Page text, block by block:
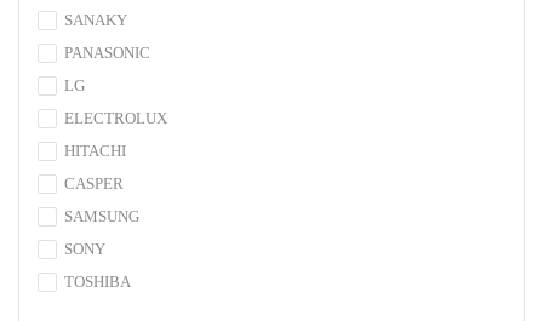
SANAKY
PANASONIC
LG
ELECTROLUX
HITACHI
CASPER
SAMSUNG
SONY
TOSHIBA